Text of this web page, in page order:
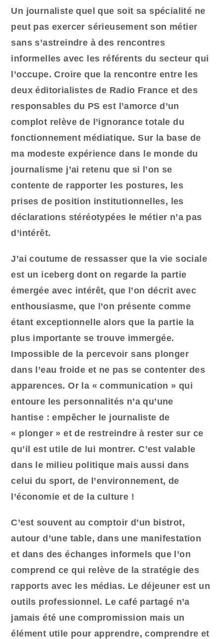
Un journaliste quel que soit sa spécialité ne
peut pas exercer sérieusement son métier
sans s’astreindre à des rencontres
informelles avec les référents du secteur qui
l’occupe. Croire que la rencontre entre les
deux éditorialistes de Radio France et des
responsables du PS est l’amorce d’un
complot relève de l’ignorance totale du
fonctionnement médiatique. Sur la base de
ma modeste expérience dans le monde du
journalisme j’ai retenu que si l’on se
contente de rapporter les postures, les
prises de position institutionnelles, les
déclarations stéréotypées le métier n’a pas
d’intérêt.
J’ai coutume de ressasser que la vie sociale
est un iceberg dont on regarde la partie
émergée avec intérêt, que l’on décrit avec
enthousiasme, que l’on présente comme
étant exceptionnelle alors que la partie la
plus importante se trouve immergée.
Impossible de la percevoir sans plonger
dans l’eau froide et ne pas se contenter des
apparences. Or la « communication » qui
entoure les personnalités n’a qu’une
hantise : empêcher le journaliste de
« plonger » et de restreindre à rester sur ce
qu’il est utile de lui montrer. C’est valable
dans le milieu politique mais aussi dans
celui du sport, de l’environnement, de
l’économie et de la culture !
C’est souvent au comptoir d’un bistrot,
autour d’une table, dans une manifestation
et dans des échanges informels que l’on
comprend ce qui relève de la stratégie des
rapports avec les médias. Le déjeuner est un
outils professionnel. Le café partagé n’a
jamais été une compromission mais un
élément utile pour apprendre, comprendre et